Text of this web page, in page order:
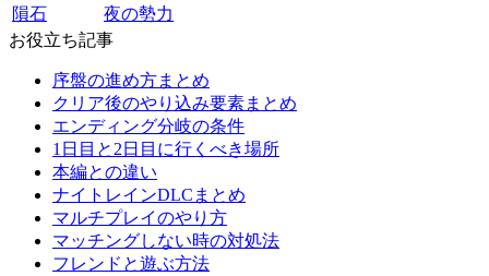
隕石
夜の勢力
お役立ち記事
序盤の進め方まとめ
クリア後のやり込み要素まとめ
エンディング分岐の条件
1日目と2日目に行くべき場所
本編との違い
ナイトレインDLCまとめ
マルチプレイのやり方
マッチングしない時の対処法
フレンドと遊ぶ方法